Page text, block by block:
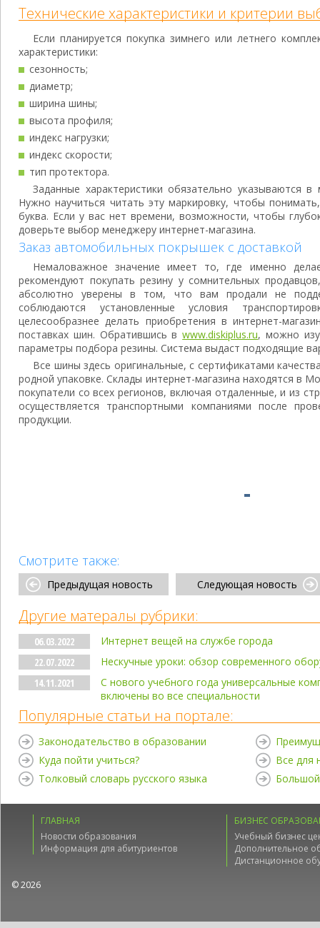
Технические характеристики и критерии
Если планируется покупка зимнего или летнего
характеристики:
сезонность;
диаметр;
ширина шины;
высота профиля;
индекс нагрузки;
индекс скорости;
тип протектора.
Заданные характеристики обязательно указываются
Нужно научиться читать эту маркировку, чтобы
буква. Если у вас нет времени, возможности, чтобы
доверьте выбор менеджеру интернет-магазина.
Заказ автомобильных покрышек с доставкой
Немаловажное значение имеет то, где именно
рекомендуют покупать резину у сомнительных
абсолютно уверены в том, что вам продали не
соблюдаются установленные условия
целесообразнее делать приобретения в интернет-
поставках шин. Обратившись вwww.diskiplus.ru, можно
параметры подбора резины. Система выдаст подходящие
Все шины здесь оригинальные, с сертификатами
родной упаковке. Склады интернет-магазина находятся в
покупатели со всех регионов, включая отдаленные, и из
осуществляется транспортными компаниями после
продукции.
Смотрите также:
Предыдущая новость Следующая новость
Другие матералы рубрики:
06.03.2022
Интернет вещей на службе города
22.07.2022
Нескучные уроки: обзор современного
14.11.2021
С нового учебного года универсальные
включены во все специальности
Популярные статьи на портале:
Законодательство в образовании
Куда пойти учиться?
Толковый словарь русского языка
Все для
Большой
ГЛАВНАЯ
Новости образования
Информация для абитуриентов
БИЗНЕС
Учебный бизнес
Дополнительное
Дистанционное
© 2026